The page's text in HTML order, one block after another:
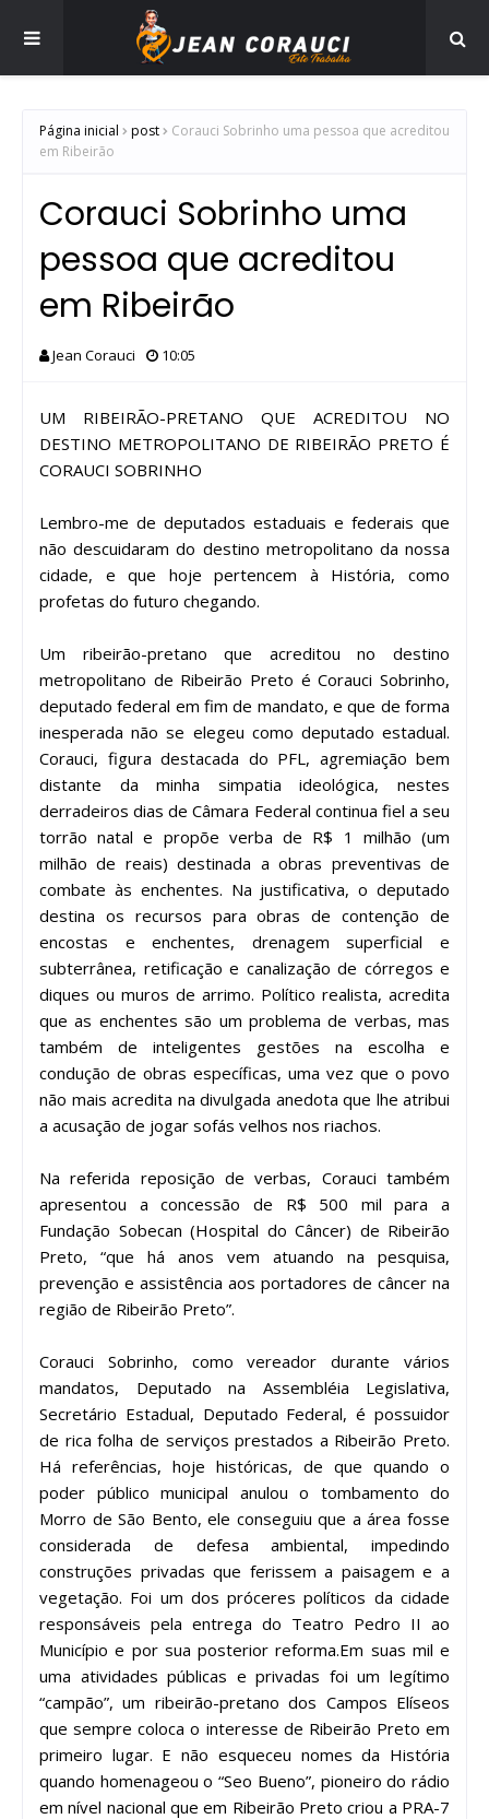
Página inicial post
Corauci Sobrinho uma pessoa que acreditou
em Ribeirão
Corauci Sobrinho uma
pessoa que acreditou
em Ribeirão
Jean Corauci 10:05
UM RIBEIRÃO-PRETANO QUE ACREDITOU NO
DESTINO METROPOLITANO DE RIBEIRÃO PRETO É
CORAUCI SOBRINHO
Lembro-me de deputados estaduais e federais que
não descuidaram do destino metropolitano da nossa
cidade, e que hoje pertencem à História, como
profetas do futuro chegando.
Um ribeirão-pretano que acreditou no destino
metropolitano de Ribeirão Preto é Corauci Sobrinho,
deputado federal em fim de mandato, e que de forma
inesperada não se elegeu como deputado estadual.
Corauci, figura destacada do PFL, agremiação bem
distante da minha simpatia ideológica, nestes
derradeiros dias de Câmara Federal continua fiel a seu
torrão natal e propõe verba de R$ 1 milhão (um
milhão de reais) destinada a obras preventivas de
combate às enchentes. Na justificativa, o deputado
destina os recursos para obras de contenção de
encostas e enchentes, drenagem superficial e
subterrânea, retificação e canalização de córregos e
diques ou muros de arrimo. Político realista, acredita
que as enchentes são um problema de verbas, mas
também de inteligentes gestões na escolha e
condução de obras específicas, uma vez que o povo
não mais acredita na divulgada anedota que lhe atribui
a acusação de jogar sofás velhos nos riachos.
Na referida reposição de verbas, Corauci também
apresentou a concessão de R$ 500 mil para a
Fundação Sobecan (Hospital do Câncer) de Ribeirão
Preto, “que há anos vem atuando na pesquisa,
prevenção e assistência aos portadores de câncer na
região de Ribeirão Preto”.
Corauci Sobrinho, como vereador durante vários
mandatos, Deputado na Assembléia Legislativa,
Secretário Estadual, Deputado Federal, é possuidor
de rica folha de serviços prestados a Ribeirão Preto.
Há referências, hoje históricas, de que quando o
poder público municipal anulou o tombamento do
Morro de São Bento, ele conseguiu que a área fosse
considerada de defesa ambiental, impedindo
construções privadas que ferissem a paisagem e a
vegetação. Foi um dos próceres políticos da cidade
responsáveis pela entrega do Teatro Pedro II ao
Município e por sua posterior reforma.Em suas mil e
uma atividades públicas e privadas foi um legítimo
“campão”, um ribeirão-pretano dos Campos Elíseos
que sempre coloca o interesse de Ribeirão Preto em
primeiro lugar. E não esqueceu nomes da História
quando homenageou o “Seo Bueno”, pioneiro do rádio
em nível nacional que em Ribeirão Preto criou a PRA-7